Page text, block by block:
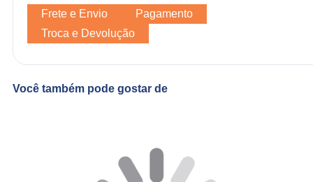
Frete e Envio
Pagamento
Troca e Devolução
Você também pode gostar de